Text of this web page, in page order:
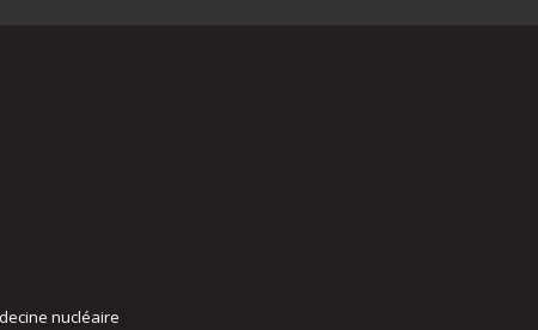
nucléaire